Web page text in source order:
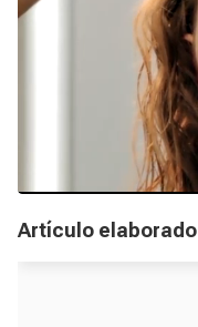
Artículo